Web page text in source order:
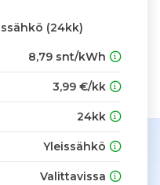
(24kk)
8,79 snt/kWh
3,99 €/kk
24kk
Yleissähkö
Valittavissa